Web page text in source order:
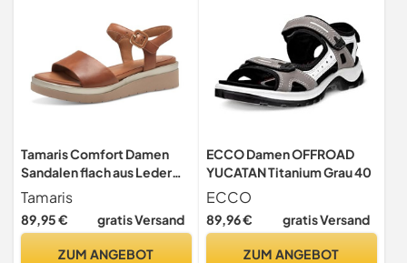
Tamaris Comfort Damen
Sandalen flach aus Leder
mit Klettverschluss, Braun
(Nut), 39 EU
Tamaris
89,95 € gratis Versand
ZUM ANGEBOT
ECCO Damen OFFROAD
YUCATAN Titanium Grau 40
ECCO
89,96 € gratis Versand
ZUM ANGEBOT